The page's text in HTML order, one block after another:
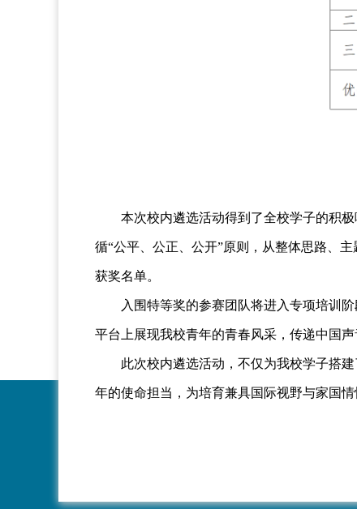
本次校内遴选活动得到了全校学子的积极
循“公平、公正、公开”原则，从整体思路、
获奖名单。
入围特等奖的参赛团队将进入专项培训阶
平台上展现我校青年的青春风采，传递中国声
此次校内遴选活动，不仅为我校学子搭建
年的使命担当，为培育兼具国际视野与家国情